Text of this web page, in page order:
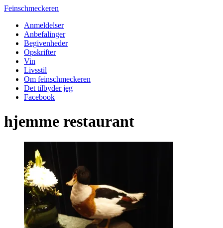
Feinschmeckeren
Anmeldelser
Anbefalinger
Begivenheder
Opskrifter
Vin
Livsstil
Om feinschmeckeren
Det tilbyder jeg
Facebook
hjemme restaurant